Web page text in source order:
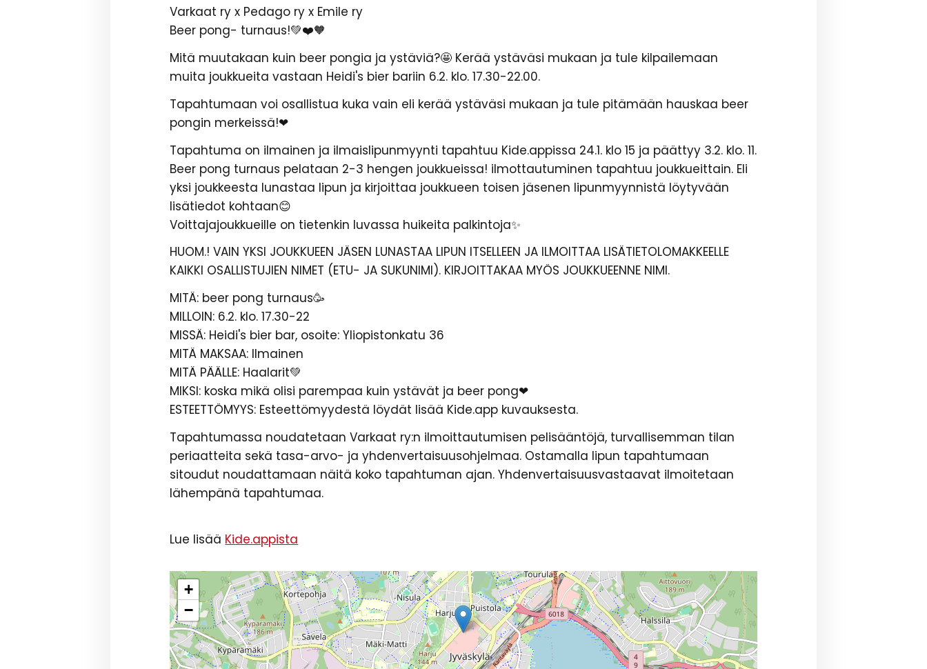
Varkaat ry x Pedago ry x Emile ry
Beer pong- turnaus!💚❤️🧡
Mitä muutakaan kuin beer pongia ja ystäviä?🤩 Kerää ystäväsi mukaan ja tule kilpailemaan
muita joukkueita vastaan Heidi's bier bariin 6.2. klo. 17.30-22.00.
Tapahtumaan voi osallistua kuka vain eli kerää ystäväsi mukaan ja tule pitämään hauskaa beer
pongin merkeissä!❤
Tapahtuma on ilmainen ja ilmaislipunmyynti tapahtuu Kide.appissa 24.1. klo 15 ja päättyy 3.2. klo. 11.
Beer pong turnaus pelataan 2-3 hengen joukkueissa! ilmottautuminen tapahtuu joukkueittain. Eli
yksi joukkeesta lunastaa lipun ja kirjoittaa joukkueen toisen jäsenen lipunmyynnistä löytyvään
lisätiedot kohtaan😊
Voittajajoukkueille on tietenkin luvassa huikeita palkintoja✨
HUOM.! VAIN YKSI JOUKKUEEN JÄSEN LUNASTAA LIPUN ITSELLEEN JA ILMOITTAA LISÄTIETOLOMAKKEELLE
KAIKKI OSALLISTUJIEN NIMET (ETU- JA SUKUNIMI). KIRJOITTAKAA MYÖS JOUKKUEENNE NIMI.
MITÄ: beer pong turnaus🥳
MILLOIN: 6.2. klo. 17.30-22
MISSÄ: Heidi's bier bar, osoite: Yliopistonkatu 36
MITÄ MAKSAA: Ilmainen
MITÄ PÄÄLLE: Haalarit💚
MIKSI: koska mikä olisi parempaa kuin ystävät ja beer pong❤
ESTEETTÖMYYS: Esteettömyydestä löydät lisää Kide.app kuvauksesta.
Tapahtumassa noudatetaan Varkaat ry:n ilmoittautumisen pelisääntöjä, turvallisemman tilan
periaatteita sekä tasa-arvo- ja yhdenvertaisuusohjelmaa. Ostamalla lipun tapahtumaan
sitoudut noudattamaan näitä koko tapahtuman ajan. Yhdenvertaisuusvastaavat ilmoitetaan
lähempänä tapahtumaa.
Lue lisää Kide.appista
+
−